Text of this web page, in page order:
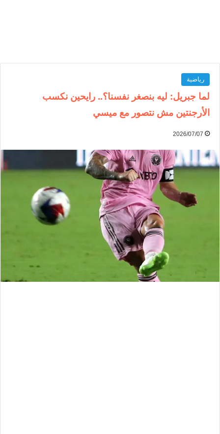
رياضية
لما جبريل: ليه بنصغر نفسنا؟.. رايحين نكسب
الأرجنتين مش نتصور مع ميسي
2026/07/07